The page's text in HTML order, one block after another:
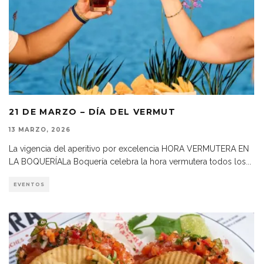
21 DE MARZO – DÍA DEL VERMUT
13 MARZO, 2026
La vigencia del aperitivo por excelencia HORA VERMUTERA EN
LA BOQUERÍALa Boquería celebra la hora vermutera todos los
EVENTOS